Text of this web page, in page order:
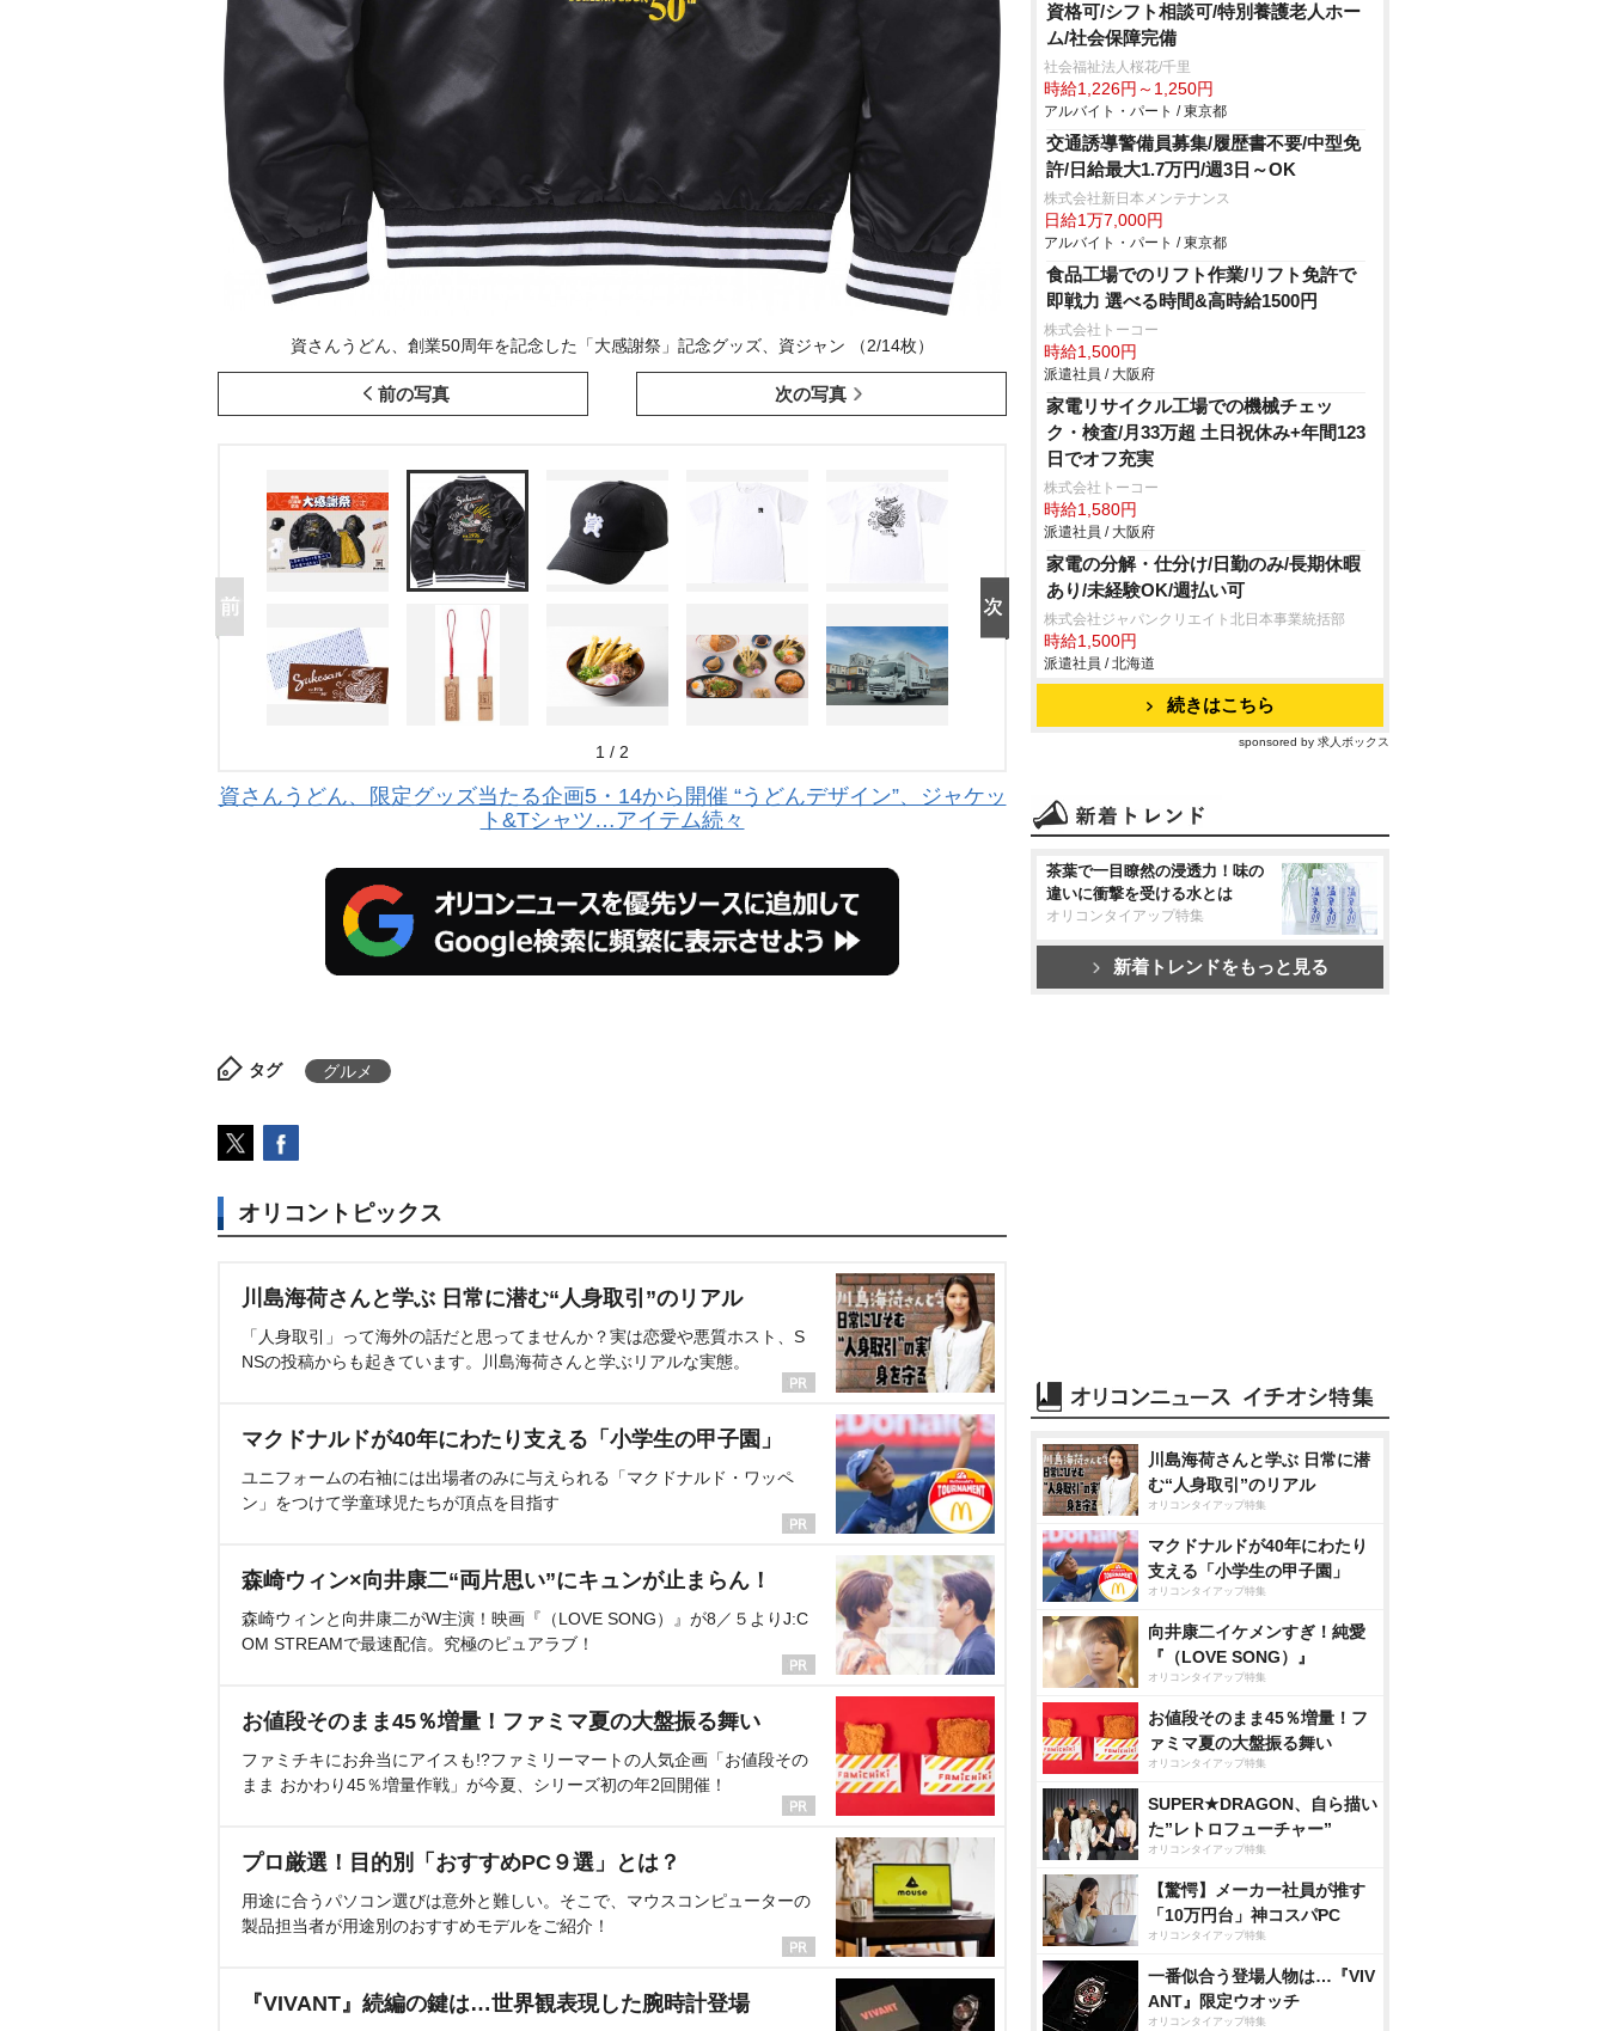
資さんうどん、創業50周年を記念した「大感謝祭」記念グッズ、資ジャン （2/14枚）
前の写真 次の写真
1 / 2
資さんうどん、限定グッズ当たる企画5・14から開催 “うどんデザイン”、ジャケッ
ト&Tシャツ…アイテム続々
タグ グルメ
オリコントピックス
川島海荷さんと学ぶ 日常に潜む“人身取引”のリアル
「人身取引」って海外の話だと思ってませんか？実は恋愛や悪質ホスト、S
NSの投稿からも起きています。川島海荷さんと学ぶリアルな実態。
マクドナルドが40年にわたり支える「小学生の甲子園」
ユニフォームの右袖には出場者のみに与えられる「マクドナルド・ワッペ
ン」をつけて学童球児たちが頂点を目指す
森崎ウィン×向井康二“両片思い”にキュンが止まらん！
森崎ウィンと向井康二がW主演！映画『（LOVE SONG）』が8／５よりJ:C
OM STREAMで最速配信。究極のピュアラブ！
お値段そのまま45％増量！ファミマ夏の大盤振る舞い
ファミチキにお弁当にアイスも!?ファミリーマートの人気企画「お値段その
まま おかわり45％増量作戦」が今夏、シリーズ初の年2回開催！
プロ厳選！目的別「おすすめPC９選」とは？
用途に合うパソコン選びは意外と難しい。そこで、マウスコンピューターの
製品担当者が用途別のおすすめモデルをご紹介！
『VIVANT』続編の鍵は…世界観表現した腕時計登場
資格可/シフト相談可/特別養護老人ホー
ム/社会保障完備
社会福祉法人桜花/千里
時給1,226円～1,250円
アルバイト・パート / 東京都
交通誘導警備員募集/履歴書不要/中型免
許/日給最大1.7万円/週3日～OK
株式会社新日本メンテナンス
日給1万7,000円
アルバイト・パート / 東京都
食品工場でのリフト作業/リフト免許で
即戦力 選べる時間&高時給1500円
株式会社トーコー
時給1,500円
派遣社員 / 大阪府
家電リサイクル工場での機械チェッ
ク・検査/月33万超 土日祝休み+年間123
日でオフ充実
株式会社トーコー
時給1,580円
派遣社員 / 大阪府
家電の分解・仕分け/日勤のみ/長期休暇
あり/未経験OK/週払い可
株式会社ジャパンクリエイト北日本事業統括部
時給1,500円
派遣社員 / 北海道
続きはこちら
sponsored by 求人ボックス
茶葉で一目瞭然の浸透力！味の
違いに衝撃を受ける水とは
オリコンタイアップ特集
新着トレンドをもっと見る
川島海荷さんと学ぶ 日常に潜
む“人身取引”のリアル
オリコンタイアップ特集
マクドナルドが40年にわたり
支える「小学生の甲子園」
オリコンタイアップ特集
向井康二イケメンすぎ！純愛
『（LOVE SONG）』
オリコンタイアップ特集
お値段そのまま45％増量！フ
ァミマ夏の大盤振る舞い
オリコンタイアップ特集
SUPER★DRAGON、自ら描い
た”レトロフューチャー”
オリコンタイアップ特集
【驚愕】メーカー社員が推す
「10万円台」神コスパPC
オリコンタイアップ特集
一番似合う登場人物は…『VIV
ANT』限定ウオッチ
オリコンタイアップ特集